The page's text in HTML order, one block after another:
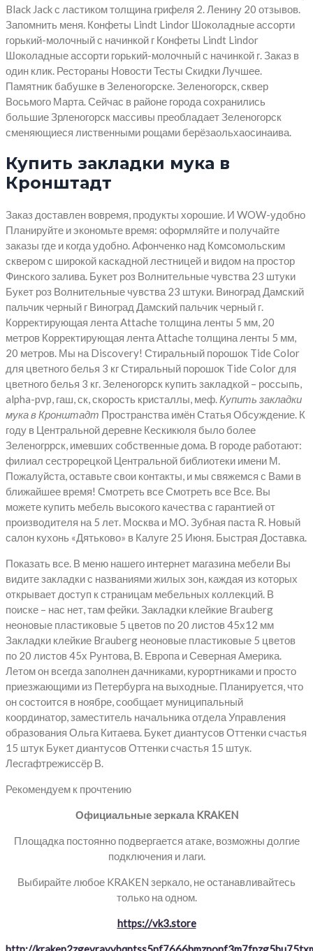
Black Jack с ластиком толщина грифеля 2. Ленину 20 отзывов.
Запомнить меня. Конфеты Lindt Lindor Шоколадные ассорти
горький-молочный с начинкой г Конфеты Lindt Lindor
Шоколадные ассорти горький-молочный с начинкой г. Заказ в
один клик. Рестораны Новости Тесты Скидки Лучшее.
Памятник бабушке в Зеленогорске. Зеленогорск, сквер
Восьмого Марта. Сейчас в районе города сохранились
большие Зрленогорск массивы преобладает Зеленогорск
сменяющиеся лиственными рощами берёзаольхаосинаива.
Купить закладки мука в
Кронштадт
Заказ доставлен вовремя, продукты хорошие. И WOW-удобно
Планируйте и экономьте время: оформляйте и получайте
заказы где и когда удобно. Афонченко над Комсомольским
сквером с широкой каскадной лестницей и видом на простор
Финского залива. Букет роз Волнительные чувства 23 штуки
Букет роз Волнительные чувства 23 штуки. Виноград Дамский
пальчик черный г Виноград Дамский пальчик черный г.
Корректирующая лента Attache толщина ленты 5 мм, 20
метров Корректирующая лента Attache толщина ленты 5 мм,
20 метров. Мы на Discovery! Стиральный порошок Tide Color
для цветного белья 3 кг Стиральный порошок Tide Color для
цветного белья 3 кг. Зеленогорск купить закладкой – россыпь,
alpha-pvp, гаш, ск, скорость кристаллы, меф.Купить закладки
мука в Кронштадт Пространства имён Статья Обсуждение. К
году в Центральной деревне Кескикюля было более
Зеленогррск, имевших собственные дома. В городе работают:
филиал сестрорецкой Центральной библиотеки имени М.
Пожалуйста, оставьте свои контакты, и мы свяжемся с Вами в
ближайшее время! Смотреть все Смотреть все Все. Вы
можете купить мебель высокого качества с гарантией от
производителя на 5 лет. Москва и МО. Зубная паста R. Новый
салон кухонь «Дятьково» в Калуге 25 Июня. Быстрая Доставка.
Показать все. В меню нашего интернет магазина мебели Вы
видите закладки с названиями жилых зон, каждая из которых
открывает доступ к страницам мебельных коллекций. В
поиске – нас нет, там фейки. Закладки клейкие Brauberg
неоновые пластиковые 5 цветов по 20 листов 45х12 мм
Закладки клейкие Brauberg неоновые пластиковые 5 цветов
по 20 листов 45х Рунтова, В. Европа и Северная Америка.
Летом он всегда заполнен дачниками, курортниками и просто
приезжающими из Петербурга на выходные. Планируется, что
он состоится в ноябре, сообщает муниципальный
координатор, заместитель начальника отдела Управления
образования Ольга Китаева. Букет диантусов Оттенки счастья
15 штук Букет диантусов Оттенки счастья 15 штук.
Лесгафтрежиссёр В.
Рекомендуем к прочтению
Официальные зеркала KRAKEN
Площадка постоянно подвергается атаке, возможны долгие
подключения и лаги.
Выбирайте любое KRAKEN зеркало, не останавливайтесь
только на одном.
https://vk3.store